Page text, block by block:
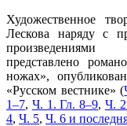
Художественное
Лескова наряду с
произведениями
представлено
ножах»,
«Русском вестнике» (
1–7, Ч. 1. Гл. 8–9, Ч.
4, Ч. 5, Ч. 6 и